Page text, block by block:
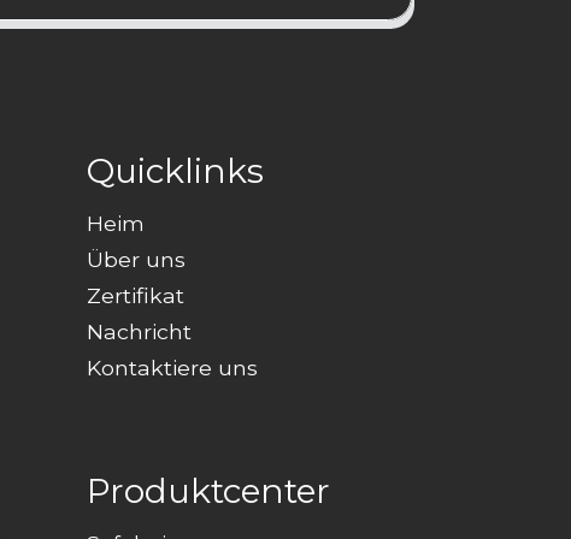
Quicklinks
Heim
Über uns
Zertifikat
Nachricht
Kontaktiere uns
Produktcenter